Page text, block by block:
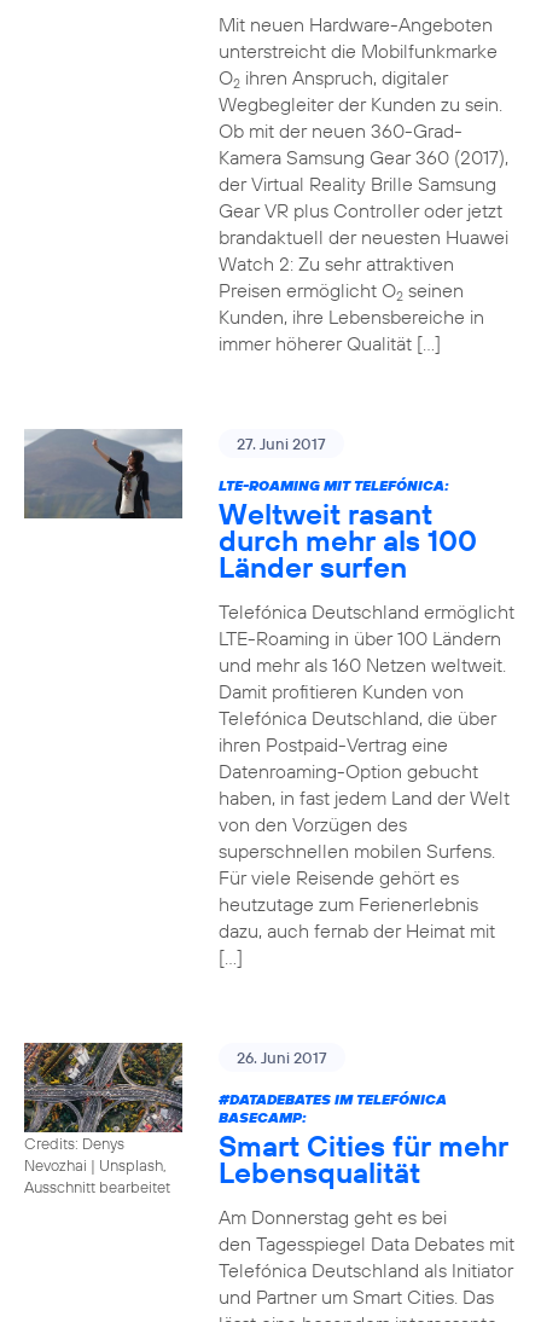
Mit neuen Hardware-Angeboten
unterstreicht die Mobilfunkmarke
O2ihren Anspruch, digitaler
Wegbegleiter der Kunden zu sein.
Ob mit der neuen 360-Grad-
Kamera Samsung Gear 360 (2017),
der Virtual Reality Brille Samsung
Gear VR plus Controller oder jetzt
brandaktuell der neuesten Huawei
Watch 2: Zu sehr attraktiven
Preisen ermöglicht O2seinen
Kunden, ihre Lebensbereiche in
immer höherer Qualität […]
27. Juni 2017
LTE-ROAMING MIT TELEFÓNICA:
Weltweit rasant
durch mehr als 100
Länder surfen
Telefónica Deutschland ermöglicht
LTE-Roaming in über 100 Ländern
und mehr als 160 Netzen weltweit.
Damit profitieren Kunden von
Telefónica Deutschland, die über
ihren Postpaid-Vertrag eine
Datenroaming-Option gebucht
haben, in fast jedem Land der Welt
von den Vorzügen des
superschnellen mobilen Surfens.
Für viele Reisende gehört es
heutzutage zum Ferienerlebnis
dazu, auch fernab der Heimat mit
[…]
Credits: Denys
Nevozhai | Unsplash,
Ausschnitt bearbeitet
26. Juni 2017
#DATADEBATESIM TELEFÓNICA
BASECAMP:
Smart Cities für mehr
Lebensqualität
Am Donnerstag geht es bei
den Tagesspiegel Data Debates mit
Telefónica Deutschland als Initiator
und Partner um Smart Cities. Das